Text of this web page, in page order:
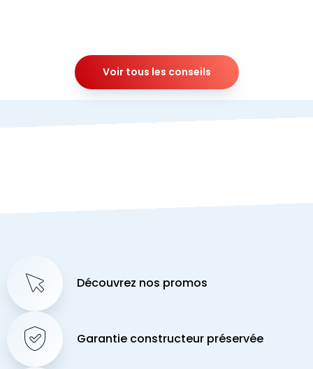
Voir tous les conseils
Découvrez nos promos
Garantie constructeur préservée